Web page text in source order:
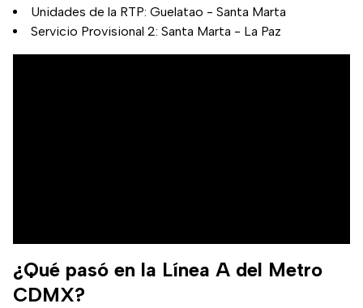
Unidades de la RTP: Guelatao - Santa Marta
Servicio Provisional 2: Santa Marta - La Paz
¿Qué pasó en la Línea A del Metro
CDMX?